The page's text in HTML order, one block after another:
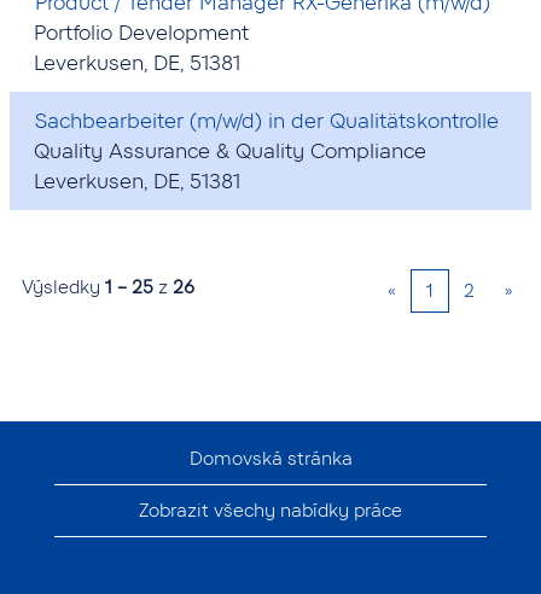
Portfolio Development
Leverkusen, DE, 51381
Sachbearbeiter (m/w/d) in der Qualitätskontrolle
Quality Assurance & Quality Compliance
Leverkusen, DE, 51381
Výsledky 1 – 25 z 26 « 1 2 »
Domovská stránka
Zobrazit všechy nabídky práce